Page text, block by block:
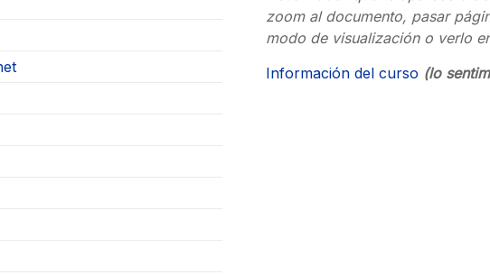
zoom al documento, pasar
modo de visualización o verlo
Información del curso (lo